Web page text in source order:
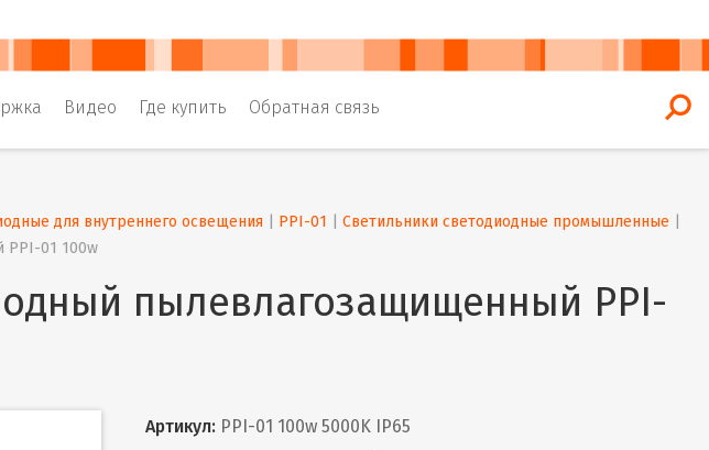
Видео Где купить Обратная связь
для внутреннего освещения PPI-01 Светильники светодиодные промышленные
PPI-01 100w
пылевлагозащищенный PPI-
Артикул: PPI-01 100w 5000K IP65